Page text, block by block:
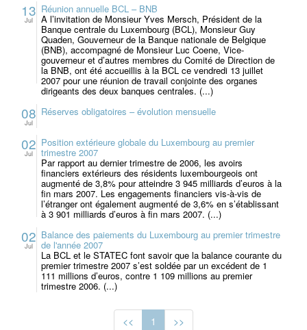
13
Jul
Réunion annuelle BCL – BNB
A l’invitation de Monsieur Yves Mersch, Président de la
Banque centrale du Luxembourg (BCL), Monsieur Guy
Quaden, Gouverneur de la Banque nationale de Belgique
(BNB), accompagné de Monsieur Luc Coene, Vice-
gouverneur et d’autres membres du Comité de Direction de
la BNB, ont été accueillis à la BCL ce vendredi 13 juillet
2007 pour une réunion de travail conjointe des organes
dirigeants des deux banques centrales. (...)
08
Jul
Réserves obligatoires – évolution mensuelle
02
Jul
Position extérieure globale du Luxembourg au premier
trimestre 2007
Par rapport au dernier trimestre de 2006, les avoirs
financiers extérieurs des résidents luxembourgeois ont
augmenté de 3,8% pour atteindre 3 945 milliards d’euros à la
fin mars 2007. Les engagements financiers vis-à-vis de
l’étranger ont également augmenté de 3,6% en s’établissant
à 3 901 milliards d’euros à fin mars 2007. (...)
02
Jul
Balance des paiements du Luxembourg au premier trimestre
de l'année 2007
La BCL et le STATEC font savoir que la balance courante du
premier trimestre 2007 s’est soldée par un excédent de 1
111 millions d’euros, contre 1 109 millions au premier
trimestre 2006. (...)
<< 1 >>